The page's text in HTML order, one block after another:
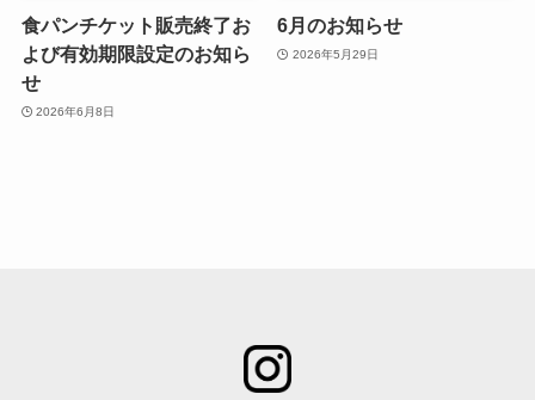
食パンチケット販売終了お
よび有効期限設定のお知ら
せ
2026年6月8日
6月のお知らせ
2026年5月29日